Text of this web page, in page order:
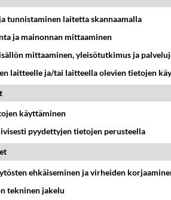
Ketjusta on poistettu
Takaisin ylös
KESKUSTELUT
Kotimaiset julkkisjuorut
Aitolehden isäpuoli on
Kotimaiset julkkisjuorut
tunnistaminen laitetta skannaamalla
ja mainonnan mittaaminen
mittaaminen, yleisötutkimus ja
laitteelle ja/tai laitteella olevien tietojen
käyttäminen
pyydettyjen tietojen perusteella
ehkäiseminen ja virheiden
tekninen jakelu